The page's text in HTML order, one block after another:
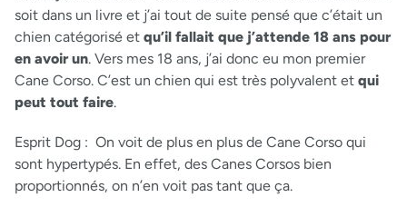
soit dans un livre et j’ai tout de suite pensé que c’était un
chien catégorisé et qu’il fallait que j’attende 18 ans pour
en avoir un. Vers mes 18 ans, j’ai donc eu mon premier
Cane Corso. C’est un chien qui est très polyvalent et qui
peut tout faire.
Esprit Dog : On voit de plus en plus de Cane Corso qui
sont hypertypés. En effet, des Canes Corsos bien
proportionnés, on n’en voit pas tant que ça.